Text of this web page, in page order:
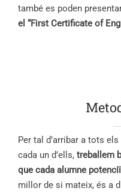
també es poden
el “First Certificate of
Per tal d’arribar a tots
cada un d’ells, treballem
que cada alumne
millor de si mateix, és a